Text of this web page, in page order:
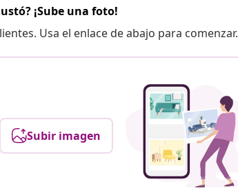
¡Sube una foto!
Usa el enlace de abajo para comenzar.
Subir imagen